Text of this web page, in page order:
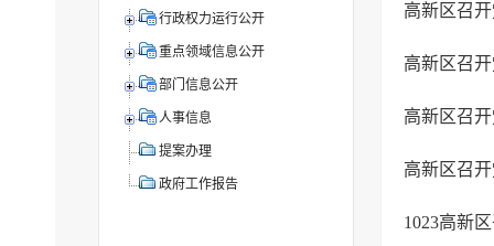
行政权力运行公开
重点领域信息公开
部门信息公开
人事信息
提案办理
政府工作报告
高新区召
高新区召
高新区召
高新区召
1023高新